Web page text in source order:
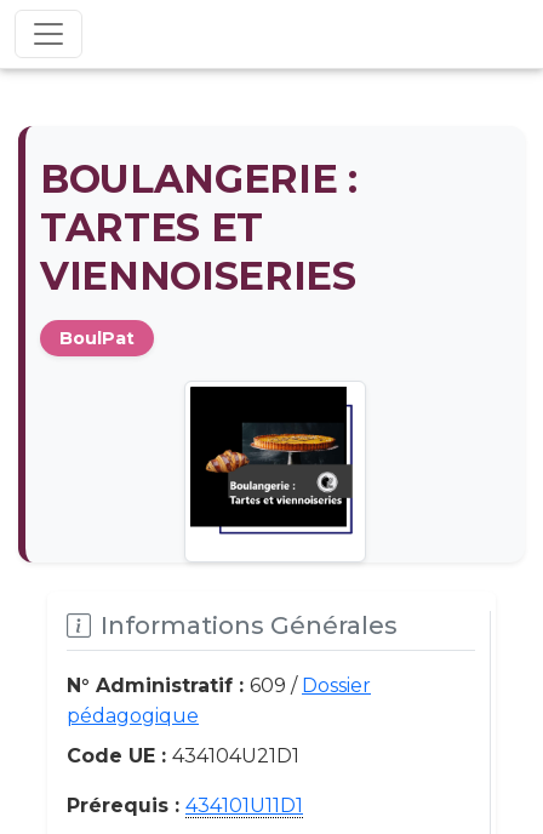
BOULANGERIE :
TARTES ET
VIENNOISERIES
BoulPat
Informations Générales
N° Administratif : 609 / Dossier
pédagogique
Code UE : 434104U21D1
Prérequis : 434101U11D1